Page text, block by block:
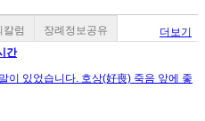
칼럼 장례정보공유
더보기
간
이 있었습니다. 호상(好喪) 죽음 앞에 좋